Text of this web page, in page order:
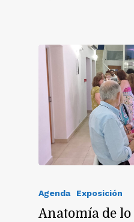
Agenda Exposición
Anatomía de lo